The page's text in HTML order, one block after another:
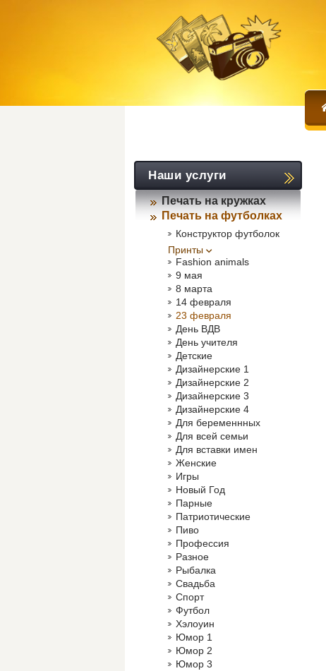
Наши услуги
Печать на кружках
Печать на футболках
Конструктор футболок
Принты
Fashion animals
9 мая
8 марта
14 февраля
23 февраля
День ВДВ
День учителя
Детские
Дизайнерские 1
Дизайнерские 2
Дизайнерские 3
Дизайнерские 4
Для беременнных
Для всей семьи
Для вставки имен
Женские
Игры
Новый Год
Парные
Патриотические
Пиво
Профессия
Разное
Рыбалка
Свадьба
Спорт
Футбол
Хэлоуин
Юмор 1
Юмор 2
Юмор 3